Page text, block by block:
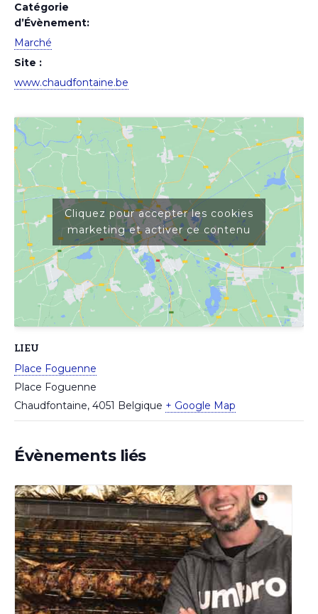
Catégorie
d’Évènement:
Marché
Site :
www.chaudfontaine.be
LIEU
Place Foguenne
Place Foguenne
Chaudfontaine, 4051 Belgique + Google Map
Cliquez pour accepter les cookies
marketing et activer ce contenu
Évènements liés